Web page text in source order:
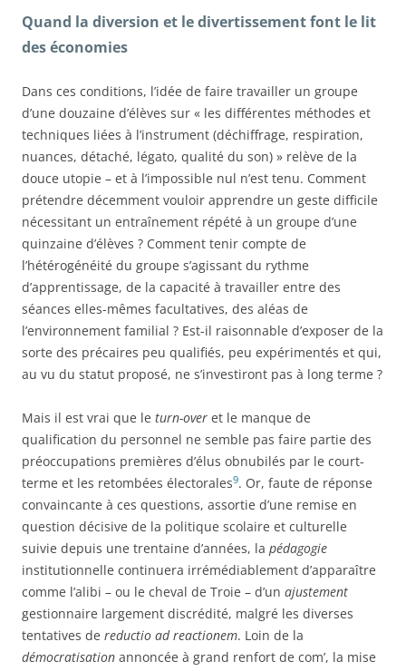
Quand la diversion et le divertissement font le lit
des économies
Dans ces conditions, l’idée de faire travailler un groupe
d’une douzaine d’élèves sur « les différentes méthodes et
techniques liées à l’instrument (déchiffrage, respiration,
nuances, détaché, légato, qualité du son) » relève de la
douce utopie – et à l’impossible nul n’est tenu. Comment
prétendre décemment vouloir apprendre un geste difficile
nécessitant un entraînement répété à un groupe d’une
quinzaine d’élèves ? Comment tenir compte de
l’hétérogénéité du groupe s’agissant du rythme
d’apprentissage, de la capacité à travailler entre des
séances elles-mêmes facultatives, des aléas de
l’environnement familial ? Est-il raisonnable d’exposer de la
sorte des précaires peu qualifiés, peu expérimentés et qui,
au vu du statut proposé, ne s’investiront pas à long terme ?
Mais il est vrai que le turn-over et le manque de
qualification du personnel ne semble pas faire partie des
préoccupations premières d’élus obnubilés par le court-
terme et les retombées électorales9. Or, faute de réponse
convaincante à ces questions, assortie d’une remise en
question décisive de la politique scolaire et culturelle
suivie depuis une trentaine d’années, la pédagogie
institutionnelle continuera irrémédiablement d’apparaître
comme l’alibi – ou le cheval de Troie – d’un ajustement
gestionnaire largement discrédité, malgré les diverses
tentatives de reductio ad reactionem. Loin de la
démocratisation annoncée à grand renfort de com’, la mise